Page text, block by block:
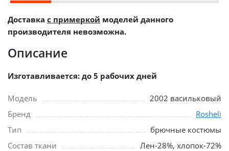
Доставка с примеркой моделей данного
производителя невозможна.
Описание
Изготавливается: до 5 рабочих дней
Модель
2002 васильковый
Бренд
Rosheli
Тип
брючные костюмы
Состав ткани
Лен-28%, хлопок-72%